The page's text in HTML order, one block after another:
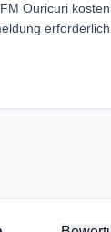
Ouricuri
erforderlich.